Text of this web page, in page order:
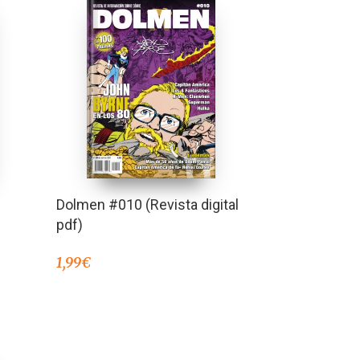
Dolmen #010 (Revista digital
pdf)
1,99€